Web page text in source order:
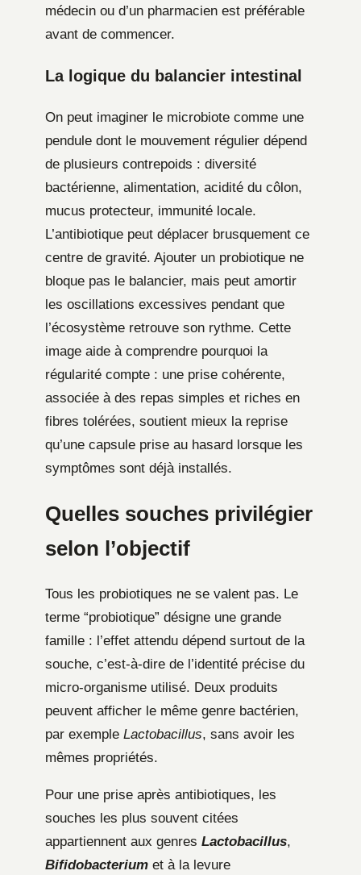
médecin ou d’un pharmacien est préférable
avant de commencer.
La logique du balancier intestinal
On peut imaginer le microbiote comme une
pendule dont le mouvement régulier dépend
de plusieurs contrepoids : diversité
bactérienne, alimentation, acidité du côlon,
mucus protecteur, immunité locale.
L’antibiotique peut déplacer brusquement ce
centre de gravité. Ajouter un probiotique ne
bloque pas le balancier, mais peut amortir
les oscillations excessives pendant que
l’écosystème retrouve son rythme. Cette
image aide à comprendre pourquoi la
régularité compte : une prise cohérente,
associée à des repas simples et riches en
fibres tolérées, soutient mieux la reprise
qu’une capsule prise au hasard lorsque les
symptômes sont déjà installés.
Quelles souches privilégier
selon l’objectif
Tous les probiotiques ne se valent pas. Le
terme “probiotique” désigne une grande
famille : l’effet attendu dépend surtout de la
souche, c’est-à-dire de l’identité précise du
micro-organisme utilisé. Deux produits
peuvent afficher le même genre bactérien,
par exemple Lactobacillus, sans avoir les
mêmes propriétés.
Pour une prise après antibiotiques, les
souches les plus souvent citées
appartiennent aux genres Lactobacillus,
Bifidobacterium et à la levure